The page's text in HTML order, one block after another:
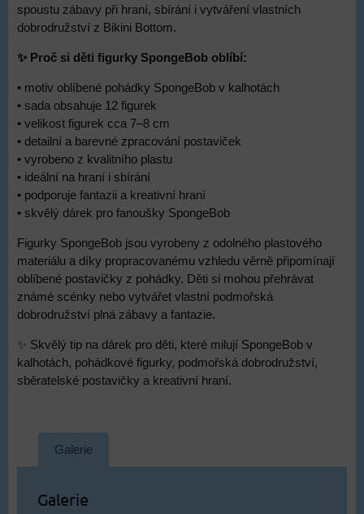
spoustu zábavy při hraní, sbírání i vytváření vlastních
dobrodružství z Bikini Bottom.
✨ Proč si děti figurky SpongeBob oblíbí:
• motiv oblíbené pohádky SpongeBob v kalhotách
• sada obsahuje 12 figurek
• velikost figurek cca 7–8 cm
• detailní a barevné zpracování postaviček
• vyrobeno z kvalitního plastu
• ideální na hraní i sbírání
• podporuje fantazii a kreativní hraní
• skvělý dárek pro fanoušky SpongeBob
Figurky SpongeBob jsou vyrobeny z odolného plastového
materiálu a díky propracovanému vzhledu věrně připomínají
oblíbené postavičky z pohádky. Děti si mohou přehrávat
známé scénky nebo vytvářet vlastní podmořská
dobrodružství plná zábavy a fantazie.
✨ Skvělý tip na dárek pro děti, které milují SpongeBob v
kalhotách, pohádkové figurky, podmořská dobrodružství,
sběratelské postavičky a kreativní hraní.
Galerie
Galerie